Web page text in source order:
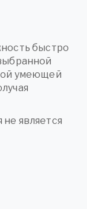
быстро
умеющей
является